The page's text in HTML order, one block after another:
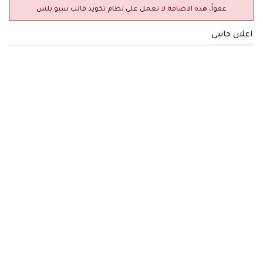
عفواً، هذه الاضافة لا تعمل علي نظام تكويد قالب سيو بلس
اعلان جانبي